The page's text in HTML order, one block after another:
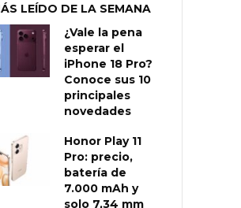
LEÍDO DE LA SEMANA
¿Vale la pena
esperar el
iPhone 18 Pro?
Conoce sus 10
principales
novedades
Honor Play 11
Pro: precio,
batería de
7.000 mAh y
solo 7,34 mm